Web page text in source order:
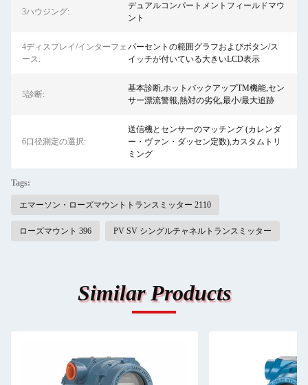
3ハウジング:
デュアルコンパートメントフィールドマウ
ント
4ディスプレイ/インターフェ
ース:
パーセントの範囲グラフおよびボタン/ス
イッチが付いている大きいLCD表示
5診断:
基本診断,ホットバックアップTM機能,セン
サー漂流警報,熱対の劣化,最小/最大追跡
6口径測定の選択:
送信機とセンサーのマッチング (カレンダ
ー・ヴァン・ダッセン定数),カスタムトリ
ミング
Tags:
エマーソン・ローズマウントトランスミッター 2110
ローズマウント 396 PV SV シングルチャネルトランスミッター
Similar Products